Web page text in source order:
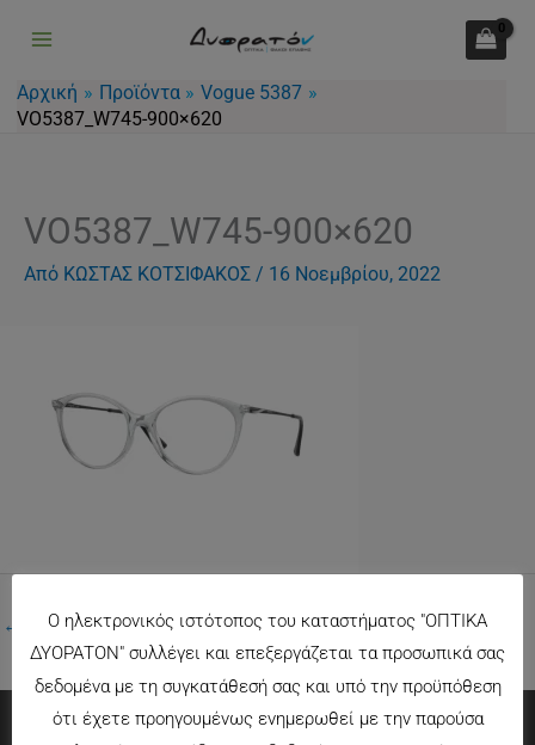
περιεχόμενο
Αρχική Προϊόντα
Vogue 5387
VO5387_W745-900×620
VO5387_W745-900×620
Από ΚΩΣΤΑΣ ΚΟΤΣΙΦΑΚΟΣ / 16 Νοεμβρίου, 2022
← Προηγούμενο Πολυμέσα
Ο ηλεκτρονικός ιστότοπος του καταστήματος "ΟΠΤΙΚΑ
ΔΥΟΡΑΤΟΝ" συλλέγει και επεξεργάζεται τα προσωπικά σας
δεδομένα με τη συγκατάθεσή σας και υπό την προϋπόθεση
ότι έχετε προηγουμένως ενημερωθεί με την παρούσα